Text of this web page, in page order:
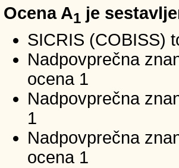
Ocena A1 je
SICRIS (COBISS)
Nadpovprečna
ocena 1
Nadpovprečna
1
Nadpovprečna
ocena 1